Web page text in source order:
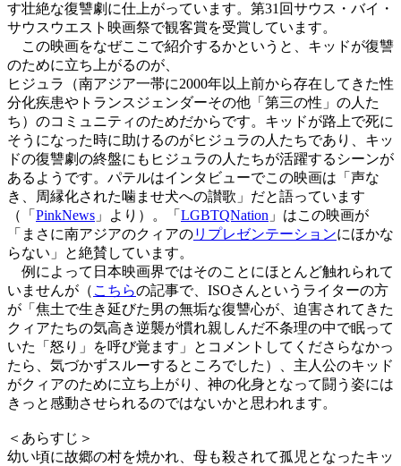
す壮絶な復讐劇に仕上がっています。第31回サウス・バイ・
サウスウエスト映画祭で観客賞を受賞しています。
この映画をなぜここで紹介するかというと、キッドが復讐
のために立ち上がるのが、
ヒジュラ（南アジア一帯に2000年以上前から存在してきた性
分化疾患やトランスジェンダーその他「第三の性」の人た
ち）のコミュニティのためだからです。キッドが路上で死に
そうになった時に助けるのがヒジュラの人たちであり、キッ
ドの復讐劇の終盤にもヒジュラの人たちが活躍するシーンが
あるようです。パテルはインタビューでこの映画は「声な
き、周縁化された噛ませ犬への讃歌」だと語っています
（「 PinkNews 」より）。「 LGBTQNation 」はこの映画が
「まさに南アジアのクィアのリプレゼンテーションにほかな
らない」と絶賛しています。
例によって日本映画界ではそのことにほとんど触れられて
いませんが（ こちらの記事で、ISOさんというライターの方
が「焦土で生き延びた男の無垢な復讐心が、迫害されてきた
クィアたちの気高き逆襲が慣れ親しんだ不条理の中で眠って
いた「怒り」を呼び覚ます」とコメントしてくださらなかっ
たら、気づかずスルーするところでした）、主人公のキッド
がクィアのために立ち上がり、神の化身となって闘う姿には
きっと感動させられるのではないかと思われます。
＜あらすじ＞
幼い頃に故郷の村を焼かれ、母も殺されて孤児となったキッ